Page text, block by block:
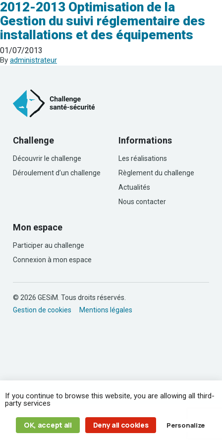
2012-2013 Optimisation de la
Gestion du suivi réglementaire des
installations et des équipements
01/07/2013
By administrateur
Challenge
Découvrir le challenge
Déroulement d’un challenge
Informations
Les réalisations
Règlement du challenge
Actualités
Nous contacter
Mon espace
Participer au challenge
Connexion à mon espace
© 2026 GESiM. Tous droits réservés.
Gestion de cookies
Mentions légales
If you continue to browse this website, you are allowing all third-
party services
OK, accept all Deny all cookies Personalize